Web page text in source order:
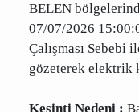
GÜNEY,MERKEZ
BELEN
07/07/2026
Çalışması